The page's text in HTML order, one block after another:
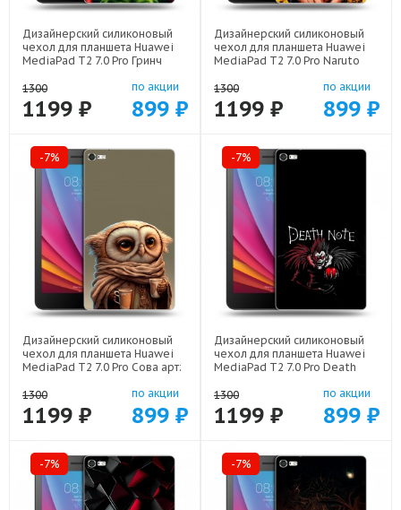
Дизайнерский силиконовый
чехол для планшета Huawei
MediaPad T2 7.0 Pro Гринч
44194-22808
1300
1199 ₽
по акции
899 ₽
Дизайнерский силиконовый
чехол для планшета Huawei
MediaPad T2 7.0 Pro Naruto
1300
1199 ₽
по акции
899 ₽
-7%
Дизайнерский силиконовый
чехол для планшета Huawei
MediaPad T2 7.0 Pro Сова арт:
1300
1199 ₽
по акции
899 ₽
-7%
Дизайнерский силиконовый
чехол для планшета Huawei
MediaPad T2 7.0 Pro Death
44194-22524
1300
1199 ₽
по акции
899 ₽
-7% -7%